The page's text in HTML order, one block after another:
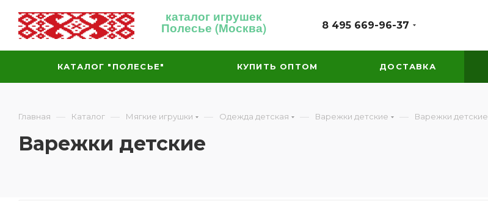
каталог игрушек
Полесье (Москва) 8 495 669-96-37
КАТАЛОГ "ПОЛЕСЬЕ" КУПИТЬ ОПТОМ ДОСТАВКА
Главная — Каталог — Мягкие игрушки — Одежда детская — Варежки детские — Варежки детские
Варежки детские